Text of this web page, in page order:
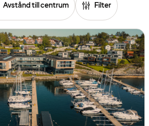
Avstånd till centrum Filter